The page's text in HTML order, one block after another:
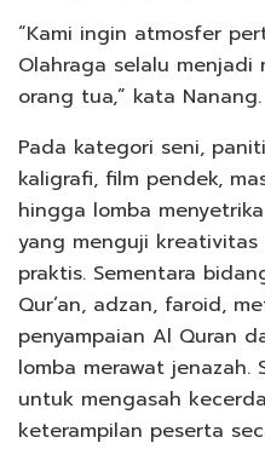
“Kami ingin atmosfer
Olahraga selalu
orang tua,” kata Nanang.
Pada kategori seni,
kaligrafi, film pendek,
hingga lomba
yang menguji kreativitas
praktis. Sementara
Qur’an, adzan, faroid,
penyampaian Al Quran
lomba merawat jenazah.
untuk mengasah
keterampilan peserta